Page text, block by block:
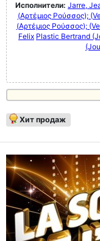
Исполнители: Jarre,
(Αρτέμιος Ρούσσος);
(Αρτέμιος Ρούσσος);
Felix Plastic Bertrand
Хит продаж